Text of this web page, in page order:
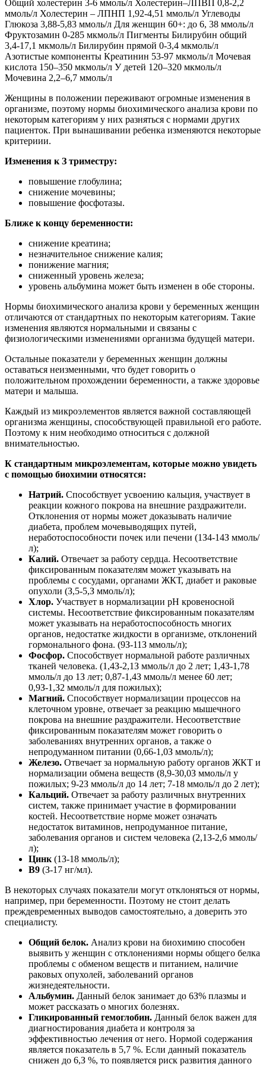
Общий холестерин 3-6 ммоль/л Холестерин–ЛПВП 0,8-2,2
ммоль/л Холестерин – ЛПНП 1,92-4,51 ммоль/л Углеводы
Глюкоза 3,88-5,83 ммоль/л Для женщин 60+: до 6, 38 ммоль/л
Фруктозамин 0-285 мкмоль/л Пигменты Билирубин общий
3,4-17,1 мкмоль/л Билирубин прямой 0-3,4 мкмоль/л
Азотистые компоненты Креатинин 53-97 мкмоль/л Мочевая
кислота 150–350 мкмоль/л У детей 120–320 мкмоль/л
Мочевина 2,2–6,7 ммоль/л
Женщины в положении переживают огромные изменения в
организме, поэтому нормы биохимического анализа крови по
некоторым категориям у них разняться с нормами других
пациенток. При вынашивании ребенка изменяются некоторые
критериии.
Изменения к З триместру:
повышение глобулина;
снижение мочевины;
повышение фосфотазы.
Ближе к концу беременности:
снижение креатина;
незначительное снижение калия;
понижение магния;
сниженный уровень железа;
уровень альбумина может быть изменен в обе стороны.
Нормы биохимического анализа крови у беременных женщин
отличаются от стандартных по некоторым категориям. Такие
изменения являются нормальными и связаны с
физиологическими изменениями организма будущей матери.
Остальные показатели у беременных женщин должны
оставаться неизменными, что будет говорить о
положительном прохождении беременности, а также здоровье
матери и малыша.
Каждый из микроэлементов является важной составляющей
организма женщины, способствующей правильной его работе.
Поэтому к ним необходимо относиться с должной
внимательностью.
К стандартным микроэлементам, которые можно увидеть
с помощью биохимии относятся:
Натрий. Способствует усвоению кальция, участвует в
реакции кожного покрова на внешние раздражители.
Отклонения от нормы может доказывать наличие
диабета, проблем мочевыводящих путей,
неработоспособности почек или печени (1З4-14З ммоль/
л);
Калий. Отвечает за работу сердца. Несоответствие
фиксированным показателям может указывать на
проблемы с сосудами, органами ЖКТ, диабет и раковые
опухоли (З,5-5,З ммоль/л);
Хлор. Участвует в нормализации pH кровеносной
системы. Несоответствие фиксированным показателям
может указывать на неработоспособность многих
органов, недостатке жидкости в организме, отклонений
гормонального фона. (9З-11З ммоль/л);
Фосфор. Способствует нормальной работе различных
тканей человека. (1,4З-2,1З ммоль/л до 2 лет; 1,4З-1,78
ммоль/л до 1З лет; 0,87-1,4З ммоль/л менее 60 лет;
0,9З-1,З2 ммоль/л для пожилых);
Магний. Способствует нормализации процессов на
клеточном уровне, отвечает за реакцию мышечного
покрова на внешние раздражители. Несоответствие
фиксированным показателям может говорить о
заболеваниях внутренних органов, а также о
непродуманном питании (0,66-1,0З ммоль/л);
Железо. Отвечает за нормальную работу органов ЖКТ и
нормализации обмена веществ (8,9-30,0З ммоль/л у
пожилых; 9-2З ммоль/л до 14 лет; 7-18 ммоль/л до 2 лет);
Кальций. Отвечает за работу различных внутренних
систем, также принимает участие в формировании
костей. Несоответствие норме может означать
недостаток витаминов, непродуманное питание,
заболевания органов и систем человека (2,1З-2,6 ммоль/
л);
Цинк (1З-18 ммоль/л);
В9 (З-17 нг/мл).
В некоторых случаях показатели могут отклоняться от нормы,
например, при беременности. Поэтому не стоит делать
преждевременных выводов самостоятельно, а доверить это
специалисту.
Общий белок. Анализ крови на биохимию способен
выявить у женщин с отклонениями нормы общего белка
проблемы с обменом веществ и питанием, наличие
раковых опухолей, заболеваний органов
жизнедеятельности.
Альбумин. Данный белок занимает до 6З% плазмы и
может рассказать о многих болезнях.
Гликированный гемоглобин. Данный белок важен для
диагностирования диабета и контроля за
эффективностью лечения от него. Нормой содержания
является показатель в 5,7 %. Если данный показатель
снижен до 6,З %, то появляется риск развития данного